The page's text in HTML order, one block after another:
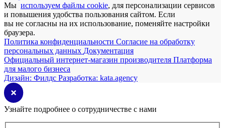
Мы используем файлы cookie, для персонализации сервисов
и повышения удобства пользования сайтом. Если
вы не согласны на их использование, поменяйте настройки
браузера.
Политика конфиденциальности Согласие на обработку
персональных данных Документация
Официальный интернет-магазин производителя Платформа
для малого бизнеса
Дизайн: Филдс Разработка: kata.agency
Узнайте подробнее о сотрудничестве с нами